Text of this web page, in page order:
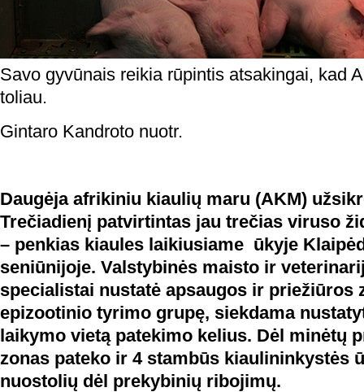
Savo gyvūnais reikia rūpintis atsakingai, kad
toliau.
Gintaro Kandroto nuotr.
Daugėja afrikiniu kiaulių maru (AKM)
Trečiadienį patvirtintas jau trečias viruso
– penkias kiaules laikiusiame ūkyje
seniūnijoje. Valstybinės maisto ir
specialistai nustatė apsaugos ir priežiūros
epizootinio tyrimo grupę, siekdama
laikymo vietą patekimo kelius. Dėl minėtų
zonas pateko ir 4 stambūs kiaulininkystės
nuostolių dėl prekybinių ribojimų.